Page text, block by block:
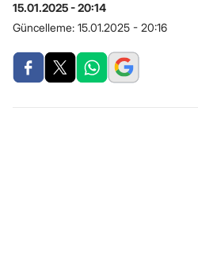
15.01.2025 - 20:14
Güncelleme: 15.01.2025 - 20:16